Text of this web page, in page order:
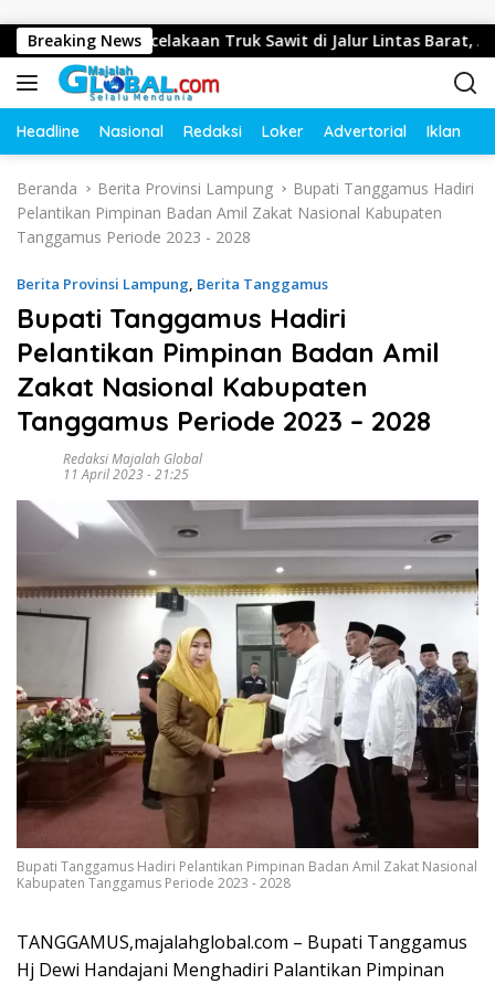
Breaking News
Kecelakaan Truk Sawit di Jalur Lintas Barat, Arus Lalu
Headline Nasional Redaksi Loker Advertorial Iklan
Beranda Berita Provinsi Lampung
Bupati Tanggamus Hadiri
Pelantikan Pimpinan Badan Amil Zakat Nasional Kabupaten
Tanggamus Periode 2023 - 2028
Berita Provinsi Lampung, Berita Tanggamus
Bupati Tanggamus Hadiri
Pelantikan Pimpinan Badan Amil
Zakat Nasional Kabupaten
Tanggamus Periode 2023 – 2028
Redaksi Majalah Global
11 April 2023 - 21:25
Bupati Tanggamus Hadiri Pelantikan Pimpinan Badan Amil Zakat Nasional
Kabupaten Tanggamus Periode 2023 - 2028
TANGGAMUS,majalahglobal.com – Bupati Tanggamus
Hj Dewi Handajani Menghadiri Palantikan Pimpinan